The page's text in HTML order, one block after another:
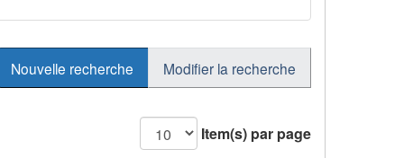
Nouvelle recherche Modifier la recherche
Item(s) par page